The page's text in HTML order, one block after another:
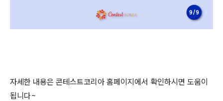
자세한 내용은 콘테스트코리아 홈페이지에서 확인하시면 도움이
됩니다~